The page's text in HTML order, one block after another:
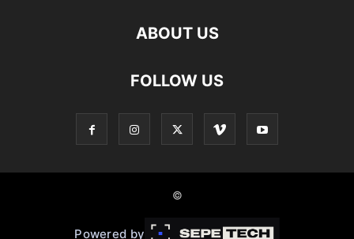
ABOUT US
FOLLOW US
©
Powered by